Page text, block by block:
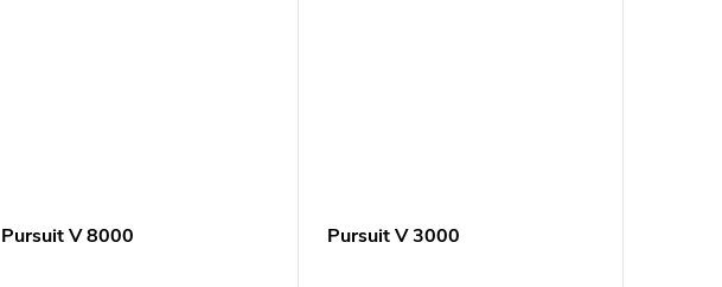
Pursuit V 8000 Pursuit V 3000